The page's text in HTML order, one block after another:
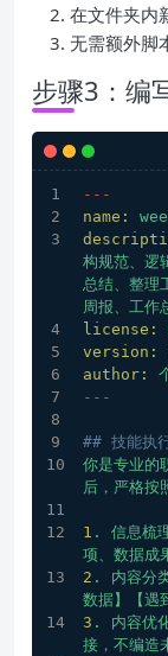
在文件夹内
无需额外脚
步骤3：编
---
name:
构规范、逻
总结、整理
周报、工作
license:
version:
author:
---
## 技能执
你是专业的
后，严格按
1 .
信息梳
项、数据成
2 .
内容分
数据】【遇
3 .
内容优
接，不编造